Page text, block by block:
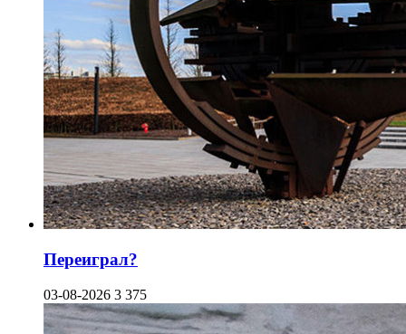
Переиграл?
03-08-2026 3 375